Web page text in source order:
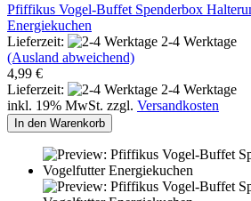
Pfiffikus Vogel-Buffet Spenderbox
Energiekuchen
Lieferzeit:
2-4 Werktage
(Ausland abweichend)
4,99 €
Lieferzeit:
2-4 Werktage
inkl. 19% MwSt. zzgl. Versandkosten
In den Warenkorb